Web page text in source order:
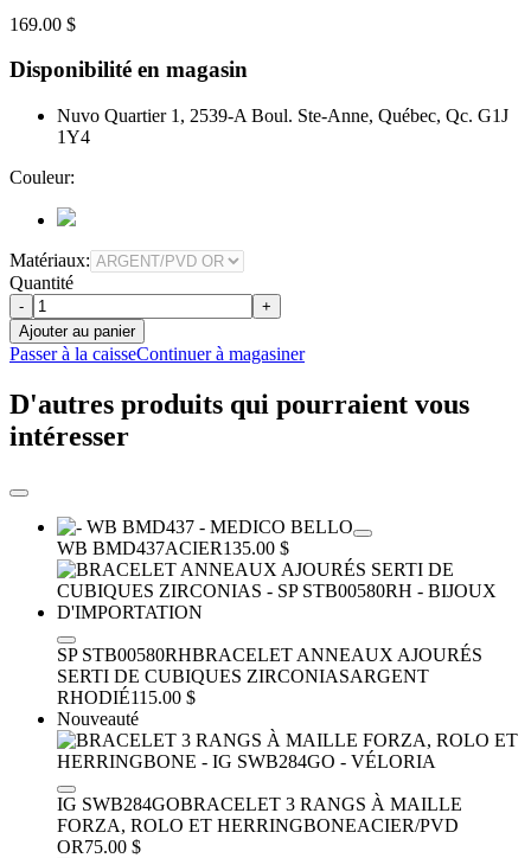
169.00 $
Disponibilité en magasin
Nuvo Quartier 1, 2539-A Boul. Ste-Anne, Québec, Qc. G1J
1Y4
Couleur:
Matériaux:
Quantité
-
+
Ajouter au panier
Passer à la caisseContinuer à magasiner
D'autres produits qui pourraient vous
intéresser
WB BMD437ACIER135.00 $
SP STB00580RHBRACELET ANNEAUX AJOURÉS
SERTI DE CUBIQUES ZIRCONIASARGENT
RHODIÉ115.00 $
Nouveauté
IG SWB284GOBRACELET 3 RANGS À MAILLE
FORZA, ROLO ET HERRINGBONEACIER/PVD
OR75.00 $